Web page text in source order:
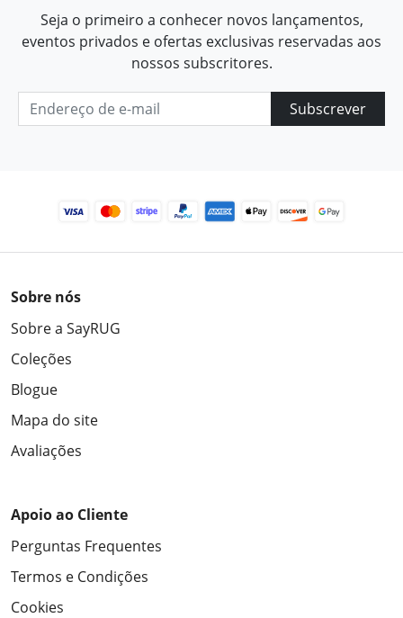
Seja o primeiro a conhecer novos lançamentos,
eventos privados e ofertas exclusivas reservadas aos
nossos subscritores.
Subscrever
Sobre nós
Sobre a SayRUG
Coleções
Blogue
Mapa do site
Avaliações
Apoio ao Cliente
Perguntas Frequentes
Termos e Condições
Cookies